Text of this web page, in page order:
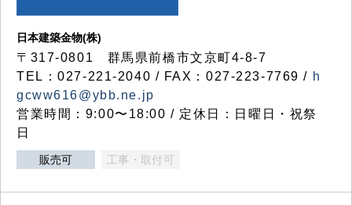
日本建築金物(株)
〒317‐0801 群馬県前橋市文京町4-8-7
TEL：027-221-2040 / FAX：027-223-7769 / h
gcww616@ybb.ne.jp
営業時間：9:00〜18:00 / 定休日：日曜日・祝祭
日
販売可 工事・取付可